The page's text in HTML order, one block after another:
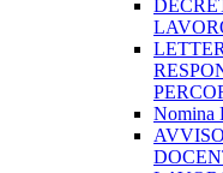
Nomina